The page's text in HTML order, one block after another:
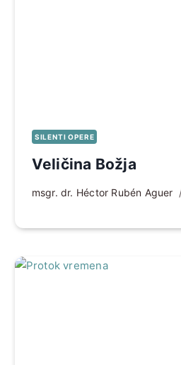
SILENTI OPERE
Veličina Božja
msgr. dr. Héctor Rubén Aguer